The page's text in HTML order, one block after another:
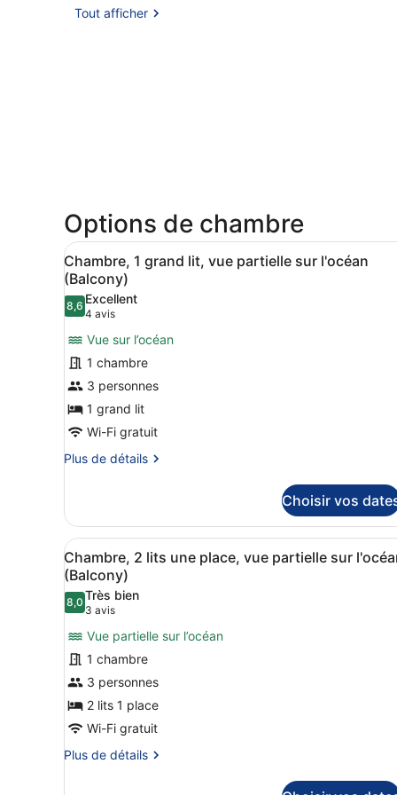
Tout afficher
Options de chambre
Afficher
toutes
les
photos
pour
ce
type
de
chambre :
Chambre,
1
vue
partielle
sur
l'océan
(Balcony)
Une chambre spacieuse
6
Chambre, 1 grand lit, vue partielle sur l'océan
(Balcony)
8,68,6 sur 10
Excellent
4 avis
(4 avis)
Vue sur l’océan
1 chambre
3 personnes
1 grand lit
Wi-Fi gratuit
Plus de détails
Plus
le
type
de
chambre
Chambre,
1
grand
lit,
partielle
sur
l'océan
(Balcony)
Choisir vos
Afficher
toutes
les
photos
pour
ce
type
de
chambre :
Chambre,
2
Une chambre à coucher
6
Chambre, 2 lits une place, vue partielle sur
(Balcony)
8,08,0 sur 10
Très bien
3 avis
(3 avis)
Vue partielle sur l’océan
1 chambre
3 personnes
2 lits 1 place
Wi-Fi gratuit
Plus de détails
Plus